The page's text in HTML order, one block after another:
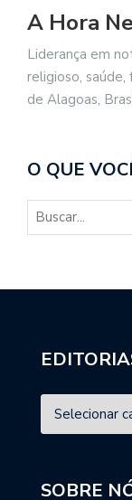
A Hora
Liderança em
religioso, saúde,
de Alagoas,
O QUE
SOBRE